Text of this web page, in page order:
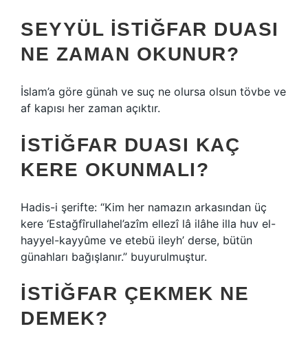
SEYYÜL ISTIĞFAR DUASI
NE ZAMAN OKUNUR?
İslam’a göre günah ve suç ne olursa olsun tövbe ve
af kapısı her zaman açıktır.
İSTIĞFAR DUASI KAÇ
KERE OKUNMALI?
Hadis-i şerifte: “Kim her namazın arkasından üç
kere ‘Estağfîrullahel’azîm ellezî lâ ilâhe illa huv el-
hayyel-kayyûme ve etebü ileyh’ derse, bütün
günahları bağışlanır.” buyurulmuştur.
İSTIĞFAR ÇEKMEK NE
DEMEK?